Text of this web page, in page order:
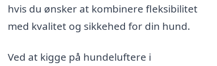
hvis du ønsker at kombinere fleksibilitet
med kvalitet og sikkehed for din hund.
Ved at kigge på hundeluftere i